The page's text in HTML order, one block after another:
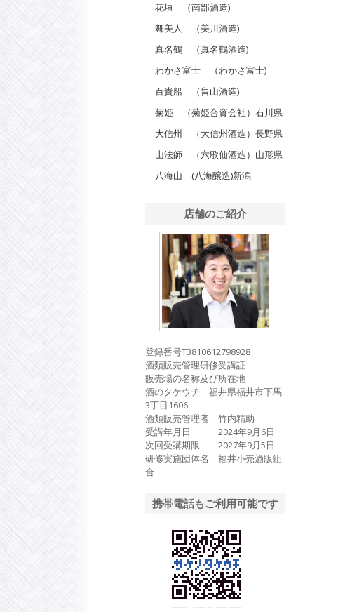
花垣 （南部酒造)
舞美人 （美川酒造)
真名鶴 （真名鶴酒造)
わかさ富士 （わかさ富士)
百貴船 （畠山酒造)
菊姫 （菊姫合資会社）石川県
大信州 （大信州酒造）長野県
山法師 （六歌仙酒造）山形県
八海山 (八海醸造)新潟
店舗のご紹介
登録番号T3810612798928
酒類販売管理研修受講証
販売場の名称及び所在地
酒のタケウチ 福井県福井市下馬
3丁目1606
酒類販売管理者 竹内精助
受講年月日 2024年9月6日
次回受講期限 2027年9月5日
研修実施団体名 福井小売酒販組
合
携帯電話もご利用可能です